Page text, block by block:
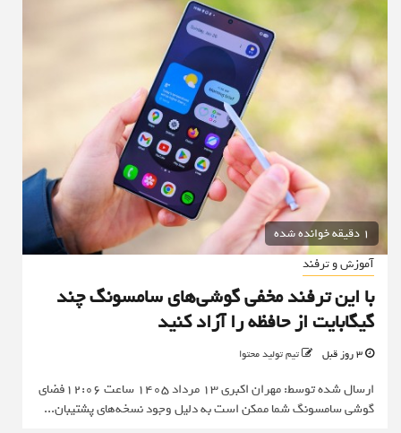
1 دقیقه خوانده شده
آموزش و ترفند
با این ترفند مخفی گوشی‌های سامسونگ چند
گیگابایت از حافظه را آزاد کنید
تیم تولید محتوا
ارسال شده توسط: مهران اکبری 13 مرداد 1405 ساعت 12:06فضای
گوشی سامسونگ شما ممکن است به دلیل وجود نسخه‌های پشتیبان...